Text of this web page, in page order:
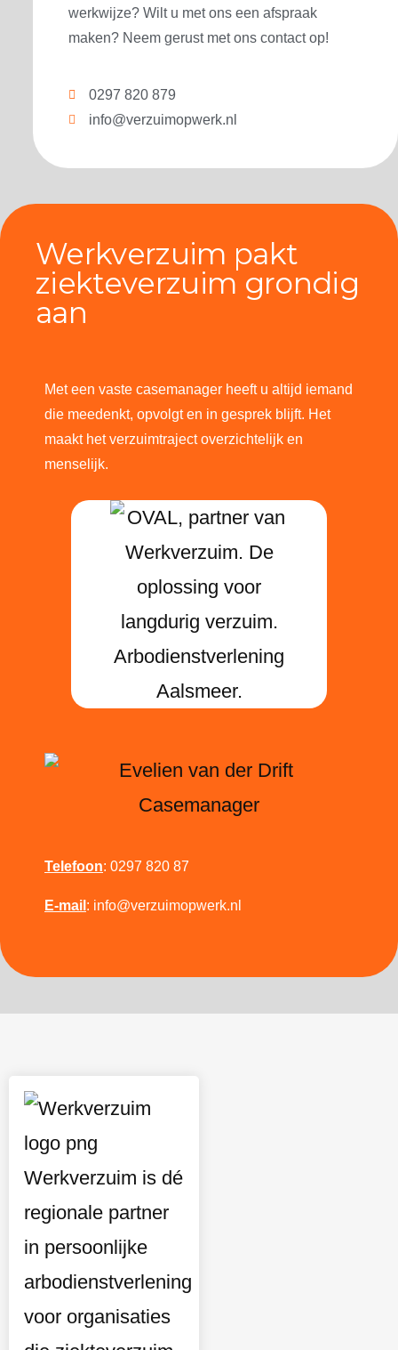
werkwijze? Wilt u met ons een afspraak
maken? Neem gerust met ons contact op!
0297 820 879
info@verzuimopwerk.nl
Werkverzuim pakt
ziekteverzuim grondig
aan
Met een vaste casemanager heeft u altijd iemand
die meedenkt, opvolgt en in gesprek blijft. Het
maakt het verzuimtraject overzichtelijk en
menselijk.
Telefoon: 0297 820 87
E-mail : info@verzuimopwerk.nl